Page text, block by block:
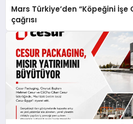
Mars Türkiye’den “Köpeğini İşe
çağrısı